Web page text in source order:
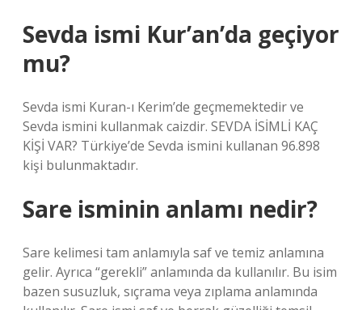
Sevda ismi Kur’an’da geçiyor
mu?
Sevda ismi Kuran-ı Kerim’de geçmemektedir ve
Sevda ismini kullanmak caizdir. SEVDA İSİMLİ KAÇ
KİŞİ VAR? Türkiye’de Sevda ismini kullanan 96.898
kişi bulunmaktadır.
Sare isminin anlamı nedir?
Sare kelimesi tam anlamıyla saf ve temiz anlamına
gelir. Ayrıca “gerekli” anlamında da kullanılır. Bu isim
bazen susuzluk, sıçrama veya zıplama anlamında